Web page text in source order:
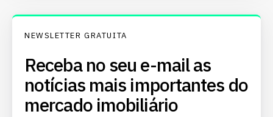
NEWSLETTER GRATUITA
Receba no seu e-mail as
notícias mais importantes do
mercado imobiliário